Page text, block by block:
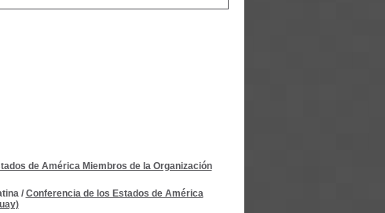
de América Miembros de la Organización
/ Conferencia de los Estados de América